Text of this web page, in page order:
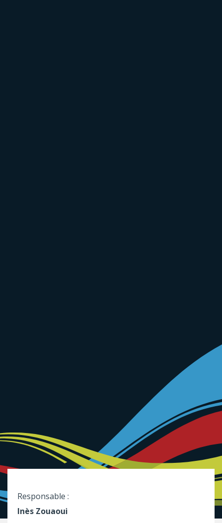
Responsable :
Inès Zouaoui